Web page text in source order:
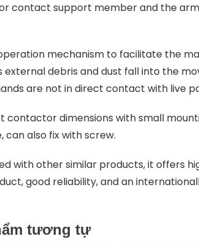
contact support member and the
mechanism to facilitate the
external debris and dust fall into the
are not in direct contact with live
contactor dimensions with small
can also fix with screw.
with other similar products, it offers
good reliability, and an
tương tự